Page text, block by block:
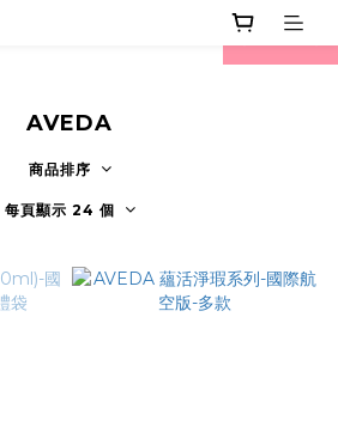
prev next
AVEDA
商品排序
每頁顯示 24 個